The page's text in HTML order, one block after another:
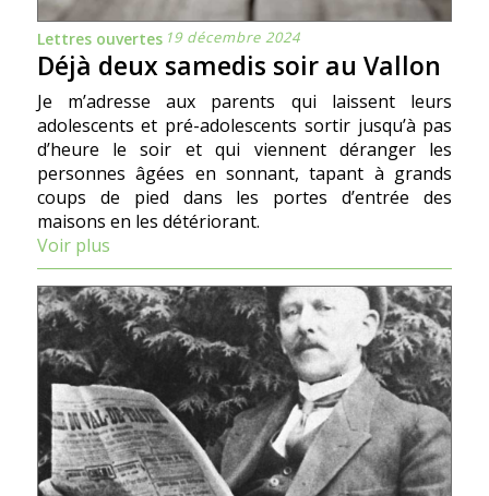
Lettres ouvertes 19 décembre 2024
Déjà deux samedis soir au Vallon
Je m’adresse aux parents qui laissent leurs
adolescents et pré-adolescents sortir jusqu’à pas
d’heure le soir et qui viennent déranger les
personnes âgées en sonnant, tapant à grands
coups de pied dans les portes d’entrée des
maisons en les détériorant.
Voir plus